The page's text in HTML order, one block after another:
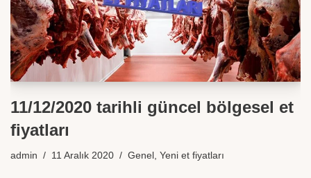
11/12/2020 tarihli güncel bölgesel et
fiyatları
admin 11 Aralık 2020 Genel , Yeni et fiyatları